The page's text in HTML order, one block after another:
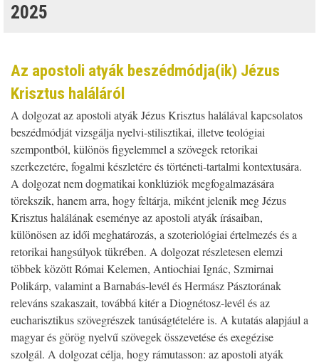
2025
Az apostoli atyák beszédmódja(ik) Jézus
Krisztus haláláról
A dolgozat az apostoli atyák Jézus Krisztus halálával kapcsolatos
beszédmódját vizsgálja nyelvi-stilisztikai, illetve teológiai
szempontból, különös figyelemmel a szövegek retorikai
szerkezetére, fogalmi készletére és történeti-tartalmi kontextusára.
A dolgozat nem dogmatikai konklúziók megfogalmazására
törekszik, hanem arra, hogy feltárja, miként jelenik meg Jézus
Krisztus halálának eseménye az apostoli atyák írásaiban,
különösen az idői meghatározás, a szoteriológiai értelmezés és a
retorikai hangsúlyok tükrében. A dolgozat részletesen elemzi
többek között Római Kelemen, Antiochiai Ignác, Szmirnai
Polikárp, valamint a Barnabás-levél és Hermász Pásztorának
releváns szakaszait, továbbá kitér a Diognétosz-levél és az
eucharisztikus szövegrészek tanúságtételére is. A kutatás alapjául a
magyar és görög nyelvű szövegek összevetése és exegézise
szolgál. A dolgozat célja, hogy rámutasson: az apostoli atyák